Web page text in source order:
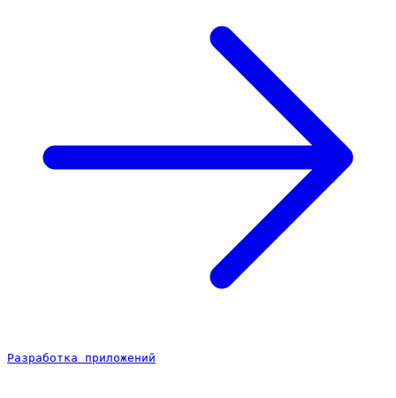
Разработка приложений